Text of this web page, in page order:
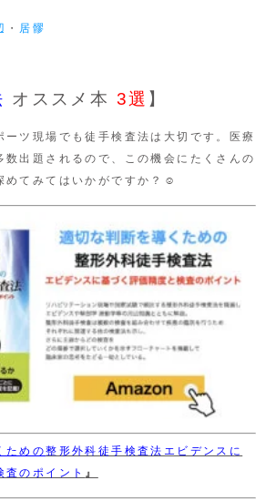
・ 居髎
オススメ本 3選 】
ーツ現場でも徒手検査法は大切です。医療
数出題されるので、この機会にたくさんの
めてみてはいかがですか？☺
ための整形外科徒手検査法エビデンスに
のポイント 』